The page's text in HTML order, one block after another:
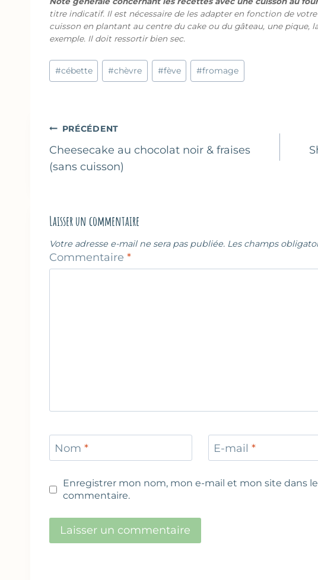
titre indicatif. Il est nécessaire de les adapter en fonction de
cuisson en plantant au centre du cake ou du gâteau, une pique,
exemple. Il doit ressortir bien sec.
Étiquettes
de
#cébette #chèvre #fève #fromage
Navigation
de
l’article
PRÉCÉDENT
Cheesecake au chocolat noir & fraises
(sans cuisson)
Laisser un commentaire
Votre adresse e-mail ne sera pas publiée. Les champs
Commentaire *
Nom * E-mail*
Enregistrer mon nom, mon e-mail et mon site dans
commentaire.